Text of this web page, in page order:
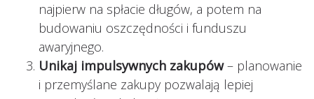
najpierw na spłacie długów, a potem na
budowaniu oszczędności i funduszu
awaryjnego.
Unikaj impulsywnych zakupów– planowanie
i przemyślane zakupy pozwalają lepiej